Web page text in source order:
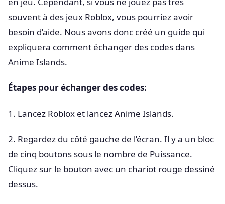
souvent à des jeux Roblox, vous pourriez avoir
besoin d’aide. Nous avons donc créé un guide qui
expliquera comment échanger des codes dans
Anime Islands.
Étapes pour échanger des codes:
1. Lancez Roblox et lancez Anime Islands.
2. Regardez du côté gauche de l’écran. Il y a un bloc
de cinq boutons sous le nombre de Puissance.
Cliquez sur le bouton avec un chariot rouge dessiné
dessus.